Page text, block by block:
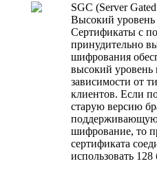
SGC (Server
Высокий
Сертификаты с
принудительно
шифрования
высокий
зависимости от
клиентов. Если
старую версию
поддерживающую
шифрование, то
сертификата
использовать